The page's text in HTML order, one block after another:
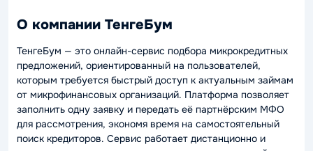
О компании ТенгеБум
ТенгеБум — это онлайн-сервис подбора микрокредитных
предложений, ориентированный на пользователей,
которым требуется быстрый доступ к актуальным займам
от микрофинансовых организаций. Платформа позволяет
заполнить одну заявку и передать её партнёрским МФО
для рассмотрения, экономя время на самостоятельный
поиск кредиторов. Сервис работает дистанционно и